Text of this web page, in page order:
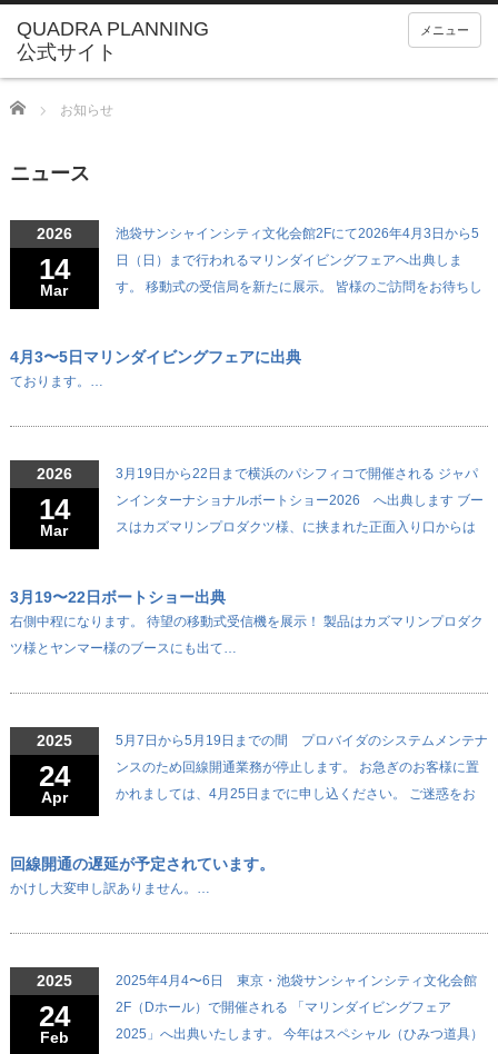
メニュー
Home お知らせ
ニュース
2026
14
Mar
4月3〜5日マリンダイビングフェアに出典
池袋サンシャインシティ文化会館2Fにて2026年4月3日から5
日（日）まで行われるマリンダイビングフェアへ出典しま
す。 移動式の受信局を新たに展示。 皆様のご訪問をお待ちし
ております。…
2026
14
Mar
3月19〜22日ボートショー出典
3月19日から22日まで横浜のパシフィコで開催される ジャパ
ンインターナショナルボートショー2026 へ出典します ブー
スはカズマリンプロダクツ様、に挟まれた正面入り口からは
右側中程になります。 待望の移動式受信機を展示！ 製品はカズマリンプロダク
ツ様とヤンマー様のブースにも出て…
2025
24
Apr
回線開通の遅延が予定されています。
5月7日から5月19日までの間 プロバイダのシステムメンテナ
ンスのため回線開通業務が停止します。 お急ぎのお客様に置
かれましては、4月25日までに申し込ください。 ご迷惑をお
かけし大変申し訳ありません。…
2025
24
Feb
2025年4月4〜6日 東京・池袋サンシャインシティ文化会館
2F（Dホール）で開催される 「マリンダイビングフェア
2025」へ出典いたします。 今年はスペシャル（ひみつ道具）